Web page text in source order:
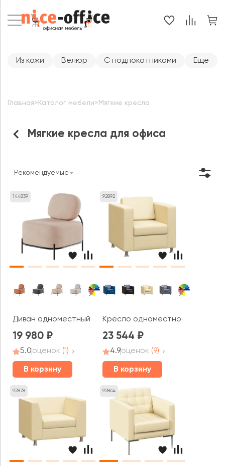
Мягкие кресла для офиса
Главная> Каталог мебели> Мягкие кресла
Из кожи Велюр С подлокотниками Еще
Рекомендуемые
144839
Диван одноместный Джайв / Jive
19 980
5.0оценок (1)
В корзину
92892
Кресло одноместное Борн /
23 544
4.9оценок (9)
В корзину
92878 92864